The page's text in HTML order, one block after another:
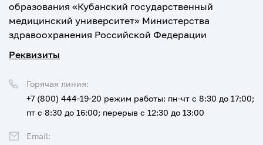
образования «Кубанский государственный
медицинский университет» Министерства
здравоохранения Российской Федерации
Реквизиты
Горячая линия:
+7 (800) 444-19-20 режим работы: пн-чт с 8:30 до 17:00;
пт с 8:30 до 16:00; перерыв с 12:30 до 13:00
Email: